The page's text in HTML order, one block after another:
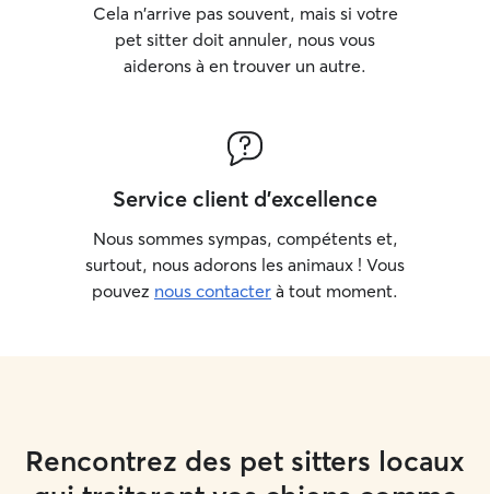
Cela n'arrive pas souvent, mais si votre
pet sitter doit annuler, nous vous
aiderons à en trouver un autre.
Service client d'excellence
Nous sommes sympas, compétents et,
surtout, nous adorons les animaux ! Vous
pouvez nous contacter à tout moment.
Rencontrez des pet sitters locaux